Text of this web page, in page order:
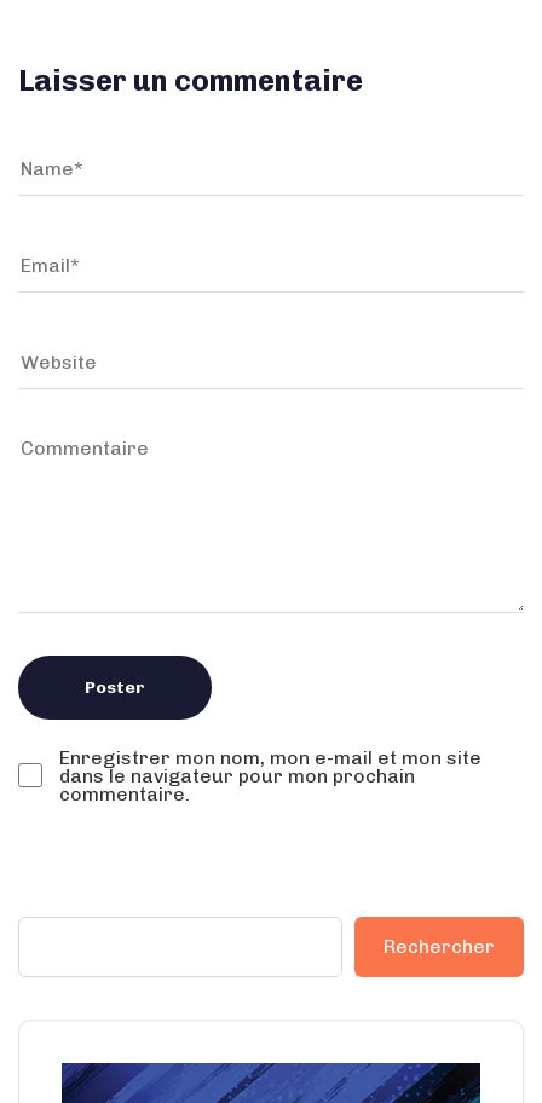
Laisser un commentaire
Enregistrer mon nom, mon e-mail et mon site
dans le navigateur pour mon prochain
commentaire.
Rechercher
Rechercher